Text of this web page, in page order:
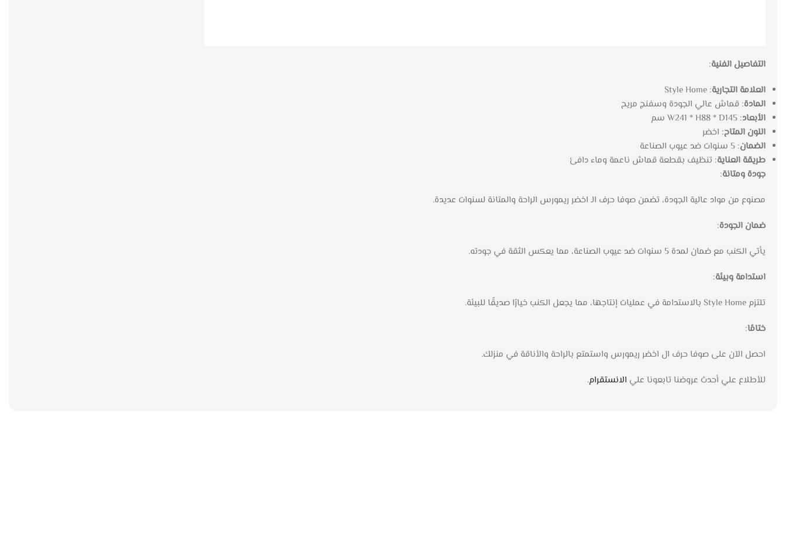
التفاصيل الفنية:
العلامة التجارية: Style Home
المادة: قماش عالي الجودة وسفنج مريح
الأبعاد: W241 * H88 * D145 سم
اللون المتاح: اخضر
الضمان: 5 سنوات ضد عيوب الصناعة
طريقة العناية: تنظيف بقطعة قماش ناعمة وماء دافئ
جودة ومتانة:
مصنوع من مواد عالية الجودة، تضمن صوفا حرف الـ اخضر ريمورس الراحة والمتانة لسنوات عديدة.
ضمان الجودة:
يأتي الكنب مع ضمان لمدة 5 سنوات ضد عيوب الصناعة، مما يعكس الثقة في جودته.
استدامة وبيئة:
تلتزم Style Home بالاستدامة في عمليات إنتاجها، مما يجعل الكنب خيارًا صديقًا للبيئة.
ختامًا:
احصل الآن على صوفا حرف ال اخضر ريمورس واستمتع بالراحة والأناقة في منزلك.
للأطلاع علي أحدث عروضنا تابعونا علي الانستقرام.